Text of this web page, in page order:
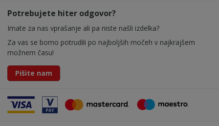
Potrebujete hiter odgovor?
Imate za nas vprašanje ali pa niste našli izdelka?
Za vas se bomo potrudili po najboljših močeh v najkrajšem
možnem času!
Pišite nam